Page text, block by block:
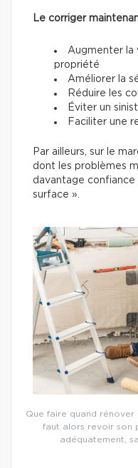
Le corriger
Augmenter la
propriété
Améliorer la
Réduire les
Éviter un
Faciliter une
Par ailleurs, sur le
dont les problèmes
davantage confiance
surface ».
Que faire quand rénover
faut alors revoir son
adéquatement,